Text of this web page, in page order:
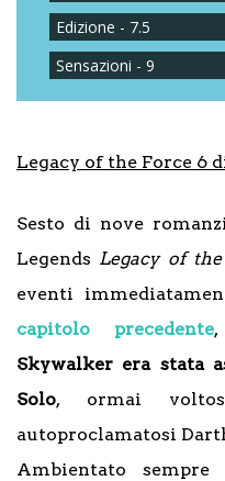
Edizione - 7.5
Sensazioni - 9
Legacy of the Force 6
Sesto di nove
Legends Legacy of
eventi
capitolo precedente
Skywalker era stata
Solo, ormai
autoproclamatosi
Ambientato